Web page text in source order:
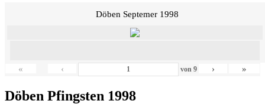
Döben Septemer 1998
« ‹ von9 › »
Döben Pfingsten 1998